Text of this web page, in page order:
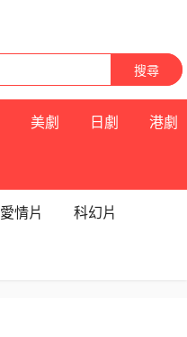
搜尋
美劇 日劇 港劇
愛情片 科幻片